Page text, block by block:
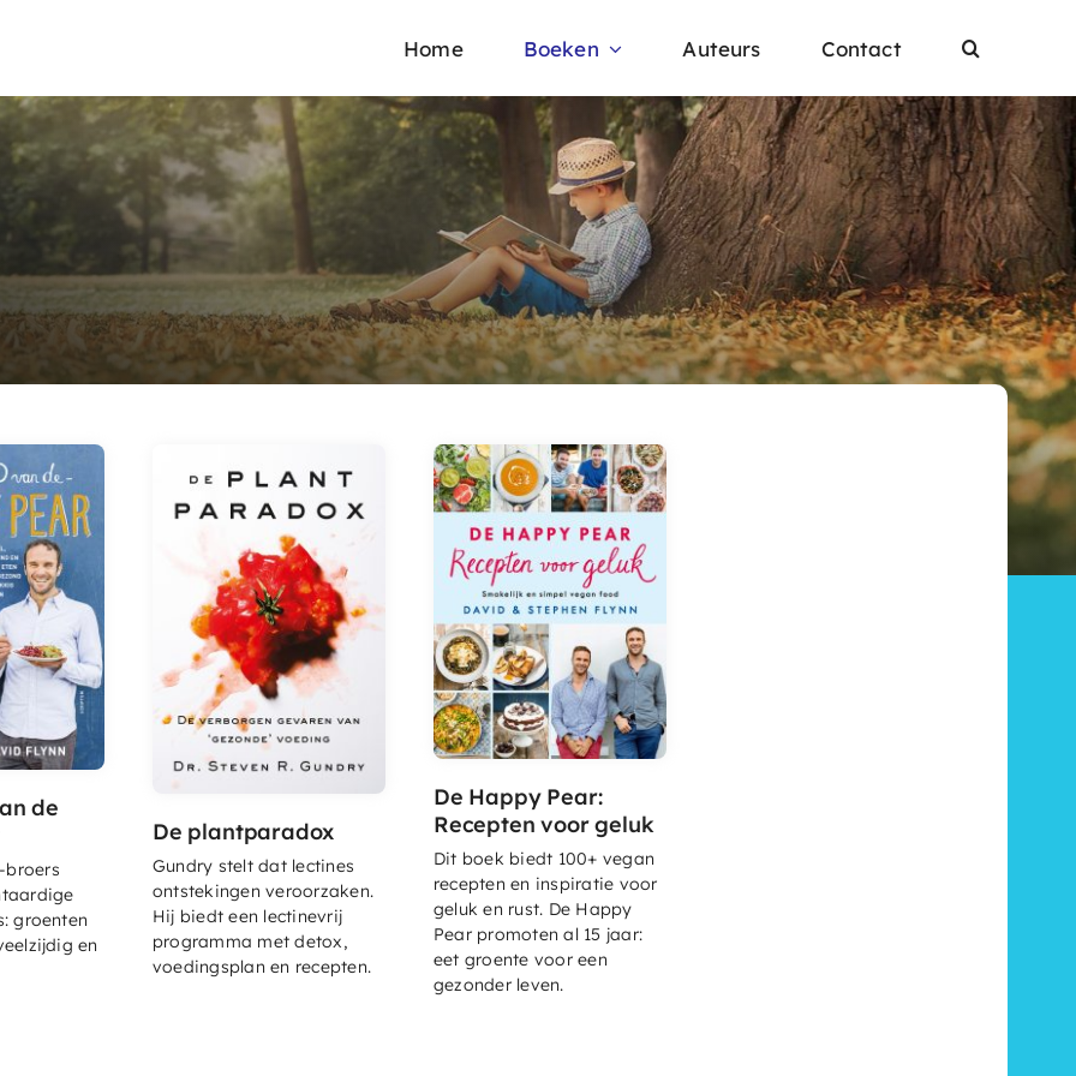
Home Boeken Auteurs Contact
de
broers
groenten
en
De plantparadox
Gundry stelt dat lectines
ontstekingen veroorzaken.
Hij biedt een lectinevrij
programma met detox,
voedingsplan en recepten.
De Happy Pear:
Recepten voor geluk
Dit boek biedt 100+ vegan
recepten en inspiratie voor
geluk en rust. De Happy
Pear promoten al 15 jaar:
eet groente voor een
gezonder leven.